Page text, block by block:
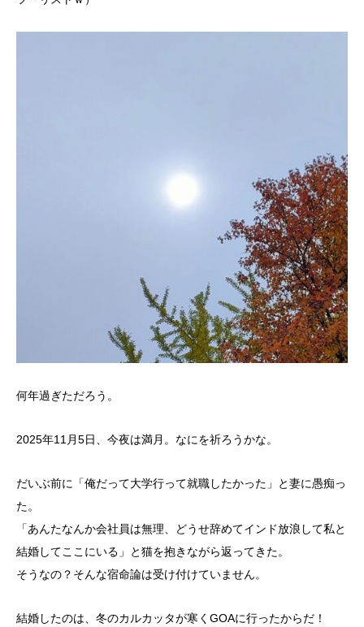
何年過ぎただろう。
2025年11月5日、今夜は満月。なにを祈ろうかな。
だいぶ前に「俺だって大学行って就職したかった」と妻に愚痴っ
た。
「あんたなんか会社員は無理、どうせ辞めてインド放浪して私と
結婚してここにいる」と猫を抱きながら返ってきた。
そうなの？そんな宿命論は受け付けていません。
結婚したのは、冬のカルカッタが寒くGOAに行ったからだ！